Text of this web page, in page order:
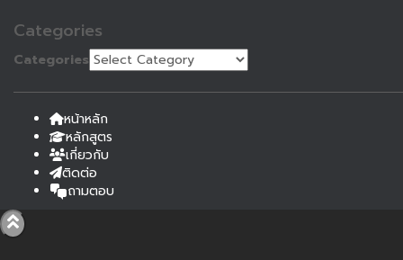
Categories
Categories
หน้าหลัก
หลักสูตร
เกี่ยวกับ
ติดต่อ
ถามตอบ